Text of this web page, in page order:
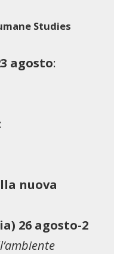
Studies
agosto:
:
nuova
26 agosto-2